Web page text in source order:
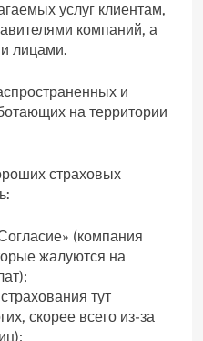
услуг клиентам,
компаний, а
лицами.
и
на территории
страховых
(компания
жалуются на
тут
скорее всего из-за